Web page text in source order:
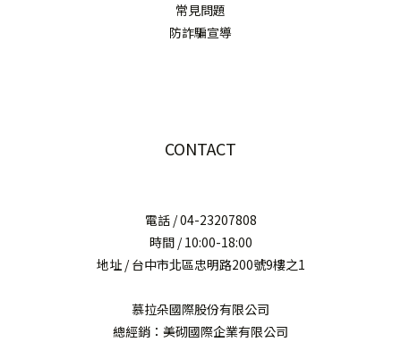
常見問題
防詐騙宣導
CONTACT
電話 / 04-23207808
時間 / 10:00-18:00
地址 / 台中市北區忠明路200號9樓之1
慕拉朵國際股份有限公司
總經銷：美砌國際企業有限公司